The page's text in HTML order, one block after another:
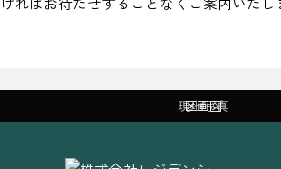
現地写真
区画図
現地写真
区画図
現地写真
区画図
現地写真
区画図
現地写真
区画図